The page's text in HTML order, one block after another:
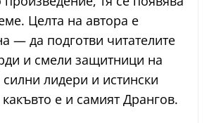
Целта на автора е
— да подготви читателите
и смели защитници на
силни лидери и истински
е и самият Дрангов.